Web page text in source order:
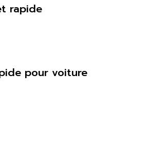
rapide
pour voiture